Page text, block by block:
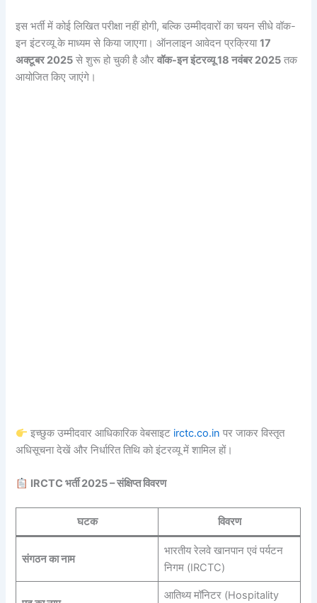
इस भर्ती में कोई लिखित परीक्षा नहीं होगी, बल्कि उम्मीदवारों का चयन सीधे वॉक-
इन इंटरव्यू के माध्यम से किया जाएगा। ऑनलाइन आवेदन प्रक्रिया17
अक्टूबर 2025 से शुरू हो चुकी है औरवॉक-इन इंटरव्यू 18 नवंबर 2025 तक
आयोजित किए जाएंगे।
इच्छुक उम्मीदवार आधिकारिक वेबसाइट irctc.co.in पर जाकर विस्तृत
अधिसूचना देखें और निर्धारित तिथि को इंटरव्यू में शामिल हों।
IRCTC भर्ती 2025 – संक्षिप्त विवरण
घटक विवरण
संगठन का नाम
भारतीय रेलवे खानपान एवं पर्यटन
निगम (IRCTC)
आतिथ्य मॉनिटर (Hospitality